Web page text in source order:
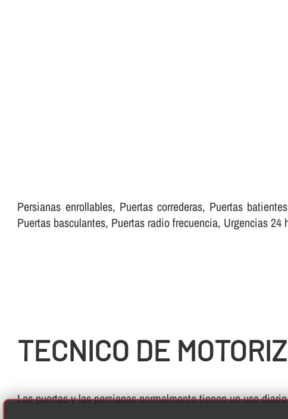
Persianas enrollables, Puertas correderas, Puertas
Puertas basculantes, Puertas radio frecuencia, Urgencias
TECNICO DE
Las puertas y las persianas normalmente tienen un uso